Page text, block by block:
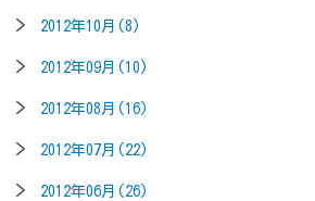
2012年10月(8)
2012年09月(10)
2012年08月(16)
2012年07月(22)
2012年06月(26)